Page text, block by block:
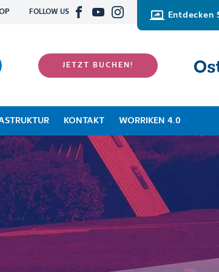
FOLLOW US Entdecken
JETZT BUCHEN!
KONTAKT WORRIKEN 4.0